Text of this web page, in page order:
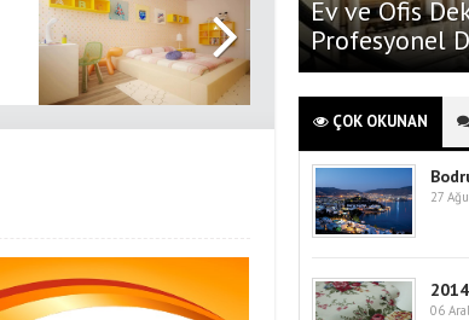
Ev ve Ofis
Profesyonel
ÇOK OKUNAN
27
06